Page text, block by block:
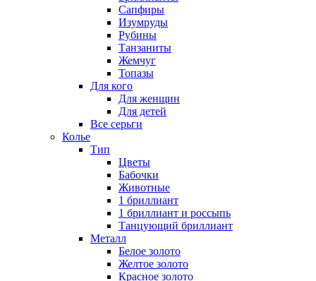
Сапфиры
Изумруды
Рубины
Танзаниты
Жемчуг
Топазы
Для кого
Для женщин
Для детей
Все серьги
Колье
Тип
Цветы
Бабочки
Животные
1 бриллиант
1 бриллиант и россыпь
Танцующий бриллиант
Металл
Белое золото
Желтое золото
Красное золото